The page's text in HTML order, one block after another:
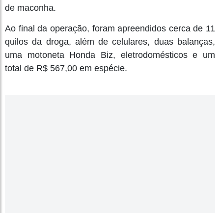
de maconha.
Ao final da operação, foram apreendidos cerca de 11
quilos da droga, além de celulares, duas balanças,
uma motoneta Honda Biz, eletrodomésticos e um
total de R$ 567,00 em espécie.